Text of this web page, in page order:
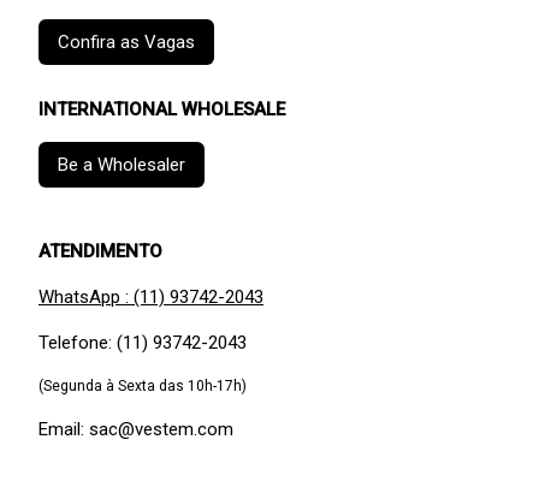
Confira as Vagas
INTERNATIONAL WHOLESALE
Be a Wholesaler
ATENDIMENTO
WhatsApp : (11) 93742-2043
Telefone: (11) 93742-2043
(Segunda à Sexta das 10h-17h)
Email: sac@vestem.com